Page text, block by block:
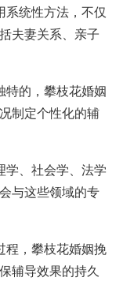
系统性方法，不仅
夫妻关系、亲子
特的，攀枝花婚姻
制定个性化的辅
学、社会学、法学
与这些领域的专
程，攀枝花婚姻挽
辅导效果的持久